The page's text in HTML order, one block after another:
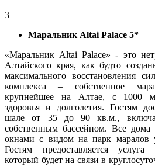
3
Маральник Altai Palace 5*
«Маральник Altai Palace» - это
Алтайского края, как будто
максимального восстановления
комплекса – собственное
крупнейшее на Алтае, с 1000
здоровья и долголетия. Гостям
шале от 35 до 90 кв.м.,
собственным бассейном. Все
окнами с видом на парк
Гостям предоставляется услуга
который будет на связи в